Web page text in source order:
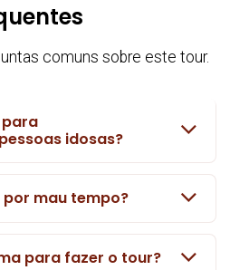
comuns sobre este tour.
idosas?
mau tempo?
para fazer o tour?